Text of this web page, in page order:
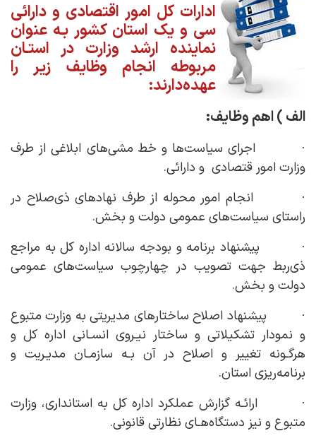
ادارات کل امور اقتصادی و دارائی
سی و یک استان کشور بـه عنوان
نماینده ارشد وزارت در استـان
مربوطه انجام وظایف زیر را
عهده‌دارند:
الف ) اهم وظایف:
· اجرای سیاست‌ها و خط مشی‌های ابلاغی از طرف
وزارت امور قتصادی و دارائی.
· انجام امور محوله از طرف نهادهای ذی‌صلاح در
راستای سیاست‌های عمومی دولت و بخش.
· پیشنهاد برنامه و بودجه سالانه اداره کل به مراجع
ذی‌ربط جهت تصویب در چهارچوب سیاست‌های عمومی
دولت و بخش.
· پیشنهاد اصلاح ساختارهای مدیریتی به وزارت متبوع
و نمودار تشکیلاتی و ساختار نیـروی انسـانی اداره کل و
هرگـونه تغییر و اصلاح در آن بـه سازمـان مدیـریت و
برنامه‌ریزی استان.
· ارائـه گزارش عملکرد اداره کل به استانداری، وزارت
متبوع و نیز دستگاه‌هـای نظارتی قانونی.